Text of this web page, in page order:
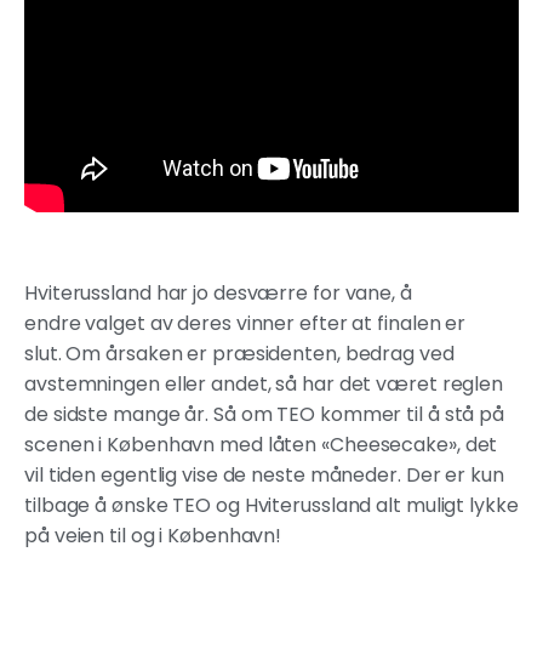
Hviterussland har jo desværre for vane, å
endre valget av deres vinner efter at finalen er
slut. Om årsaken er præsidenten, bedrag ved
avstemningen eller andet, så har det været reglen
de sidste mange år. Så om TEO kommer til å stå på
scenen i København med låten «Cheesecake», det
vil tiden egentlig vise de neste måneder. Der er kun
tilbage å ønske TEO og Hviterussland alt muligt lykke
på veien til og i København!